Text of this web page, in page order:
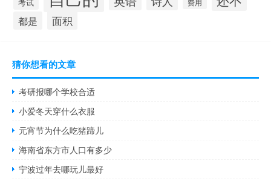
费用
都是 面积
猜你想看的文章
考研报哪个学校合适
小爱冬天穿什么衣服
元宵节为什么吃猪蹄儿
海南省东方市人口有多少
宁波过年去哪玩儿最好